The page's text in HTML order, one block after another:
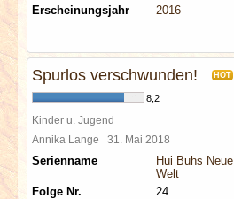
Erscheinungsjahr
2016
Spurlos verschwunden! HOT
8,2
Kinder u. Jugend
Annika Lange 31. Mai 2018
Serienname
Hui Buhs Neue
Welt
Folge Nr.
24